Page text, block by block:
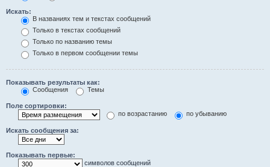
Искать:
В названиях тем и текстах сообщений
Только в текстах сообщений
Только по названию темы
Только в первом сообщении темы
Показывать результаты как:
Сообщения
Темы
Поле сортировки:
по возрастанию
по убыванию
Искать сообщения за:
Показывать первые:
символов сообщений